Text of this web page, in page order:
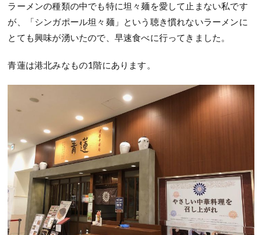
ラーメンの種類の中でも特に坦々麺を愛して止まない私です
が、「シンガポール坦々麺」という聴き慣れないラーメンに
とても興味が湧いたので、早速食べに行ってきました。
青蓮は港北みなもの1階にあります。